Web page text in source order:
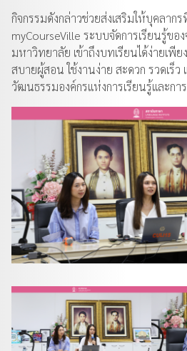
กิจกรรมดังกล่าวช่วยส่งเสริมให้บุคลากร
myCourseVille ระบบจัดการเรียนรู้ขอ
มหาวิทยาลัย เข้าถึงบทเรียนได้ง่ายเพี
สบายผู้สอน ใช้งานง่าย สะดวก รวดเร็ว
วัฒนธรรมองค์กรแห่งการเรียนรู้และก